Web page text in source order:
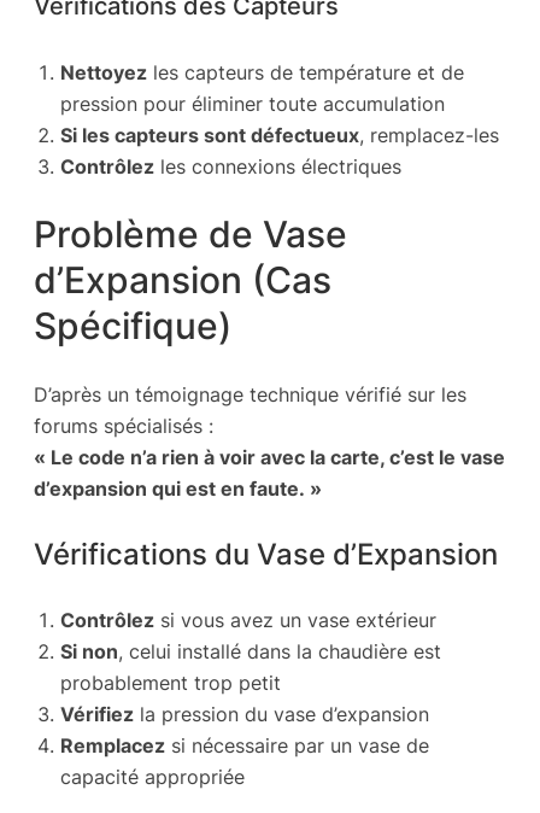
Vérifications des Capteurs
Nettoyez les capteurs de température et de
pression pour éliminer toute accumulation
Si les capteurs sont défectueux, remplacez-les
Contrôlez les connexions électriques
Problème de Vase
d’Expansion (Cas
Spécifique)
D’après un témoignage technique vérifié sur les
forums spécialisés :
« Le code n’a rien à voir avec la carte, c’est le vase
d’expansion qui est en faute. »
Vérifications du Vase d’Expansion
Contrôlez si vous avez un vase extérieur
Si non, celui installé dans la chaudière est
probablement trop petit
Vérifiez la pression du vase d’expansion
Remplacez si nécessaire par un vase de
capacité appropriée